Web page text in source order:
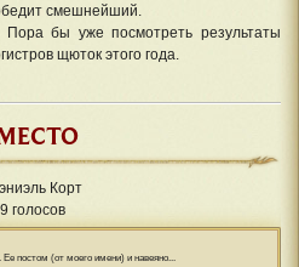
смешнейший.
Пора бы уже посмотреть результаты
щюток этого года.
Корт
голосов
постом (от моего имени) и навеяно...